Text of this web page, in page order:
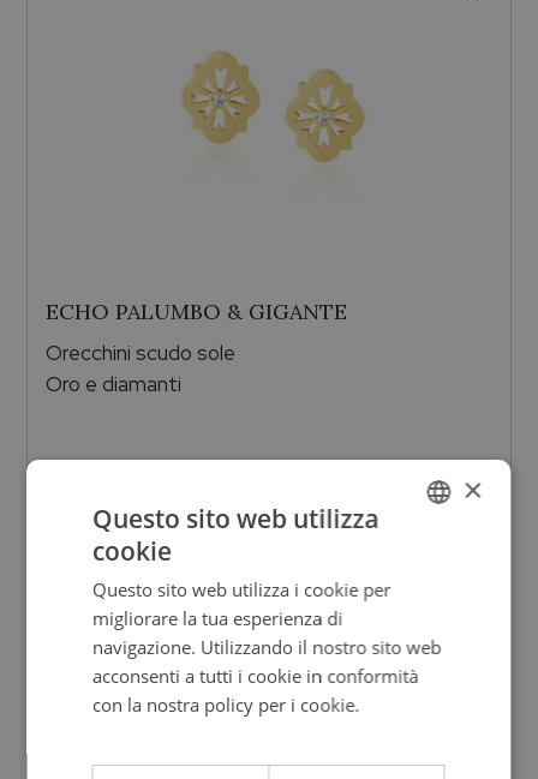
ECHO PALUMBO & GIGANTE
Orecchini scudo sole
Oro e diamanti
1.300,00
ITALIAN
×
Questo sito web utilizza
cookie
Questo sito web utilizza i cookie per
migliorare la tua esperienza di
navigazione. Utilizzando il nostro sito web
acconsenti a tutti i cookie in conformità
con la nostra policy per i cookie.